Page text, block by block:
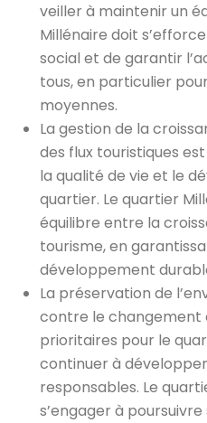
veiller à maintenir un
Millénaire doit
social et de garantir
tous, en particulier
moyennes.
La gestion de la
des flux touristiques
la qualité de vie et le
quartier. Le quartier
équilibre entre la
tourisme, en
développement
La préservation de
contre le changement
prioritaires pour le
continuer à
responsables. Le
s’engager à